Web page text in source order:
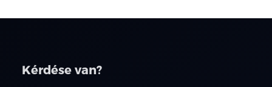
Kérdése van?